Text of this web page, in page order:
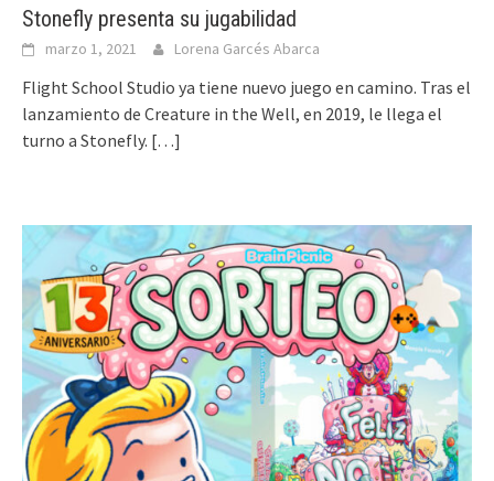
Stonefly presenta su jugabilidad
marzo 1, 2021 Lorena Garcés Abarca
Flight School Studio ya tiene nuevo juego en camino. Tras el
lanzamiento de Creature in the Well, en 2019, le llega el
turno a Stonefly. […]